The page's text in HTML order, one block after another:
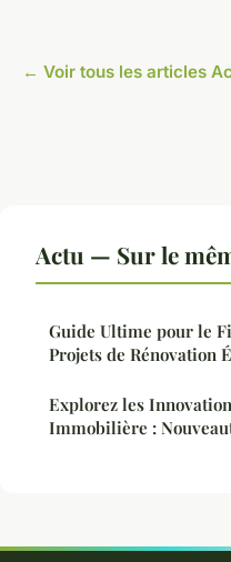
← Voir tous les articles
Actu — Sur le
Guide Ultime pour le
Projets de Rénovation
Explorez les
Immobilière :